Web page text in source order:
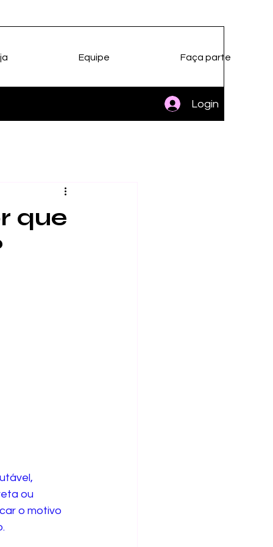
Login
Equipe Faça parte
que
ou
o motivo